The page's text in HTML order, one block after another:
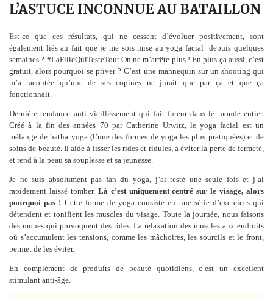
L’ASTUCE INCONNUE AU BATAILLON
Est-ce que ces résultats, qui ne cessent d’évoluer positivement, sont
également liés au fait que je me sois mise au yoga facial depuis quelques
semaines ? #LaFilleQuiTesteTout On ne m’arrête plus ! En plus ça aussi, c’est
gratuit, alors pourquoi se priver ? C’est une mannequin sur un shooting qui
m’a racontée qu’une de ses copines ne jurait que par ça et que ça
fonctionnait.
Dernière tendance anti vieillissement qui fait fureur dans le monde entier.
Créé à la fin des années 70 par Catherine Urwitz, le yoga facial est un
mélange de hatha yoga (l’une des formes de yoga les plus pratiquées) et de
soins de beauté. Il aide à lisser les rides et ridules, à éviter la perte de fermeté,
et rend à la peau sa souplesse et sa jeunesse.
Je ne suis absolument pas fan du yoga, j’ai testé une seule fois et j’ai
rapidement laissé tomber. Là c’est uniquement centré sur le visage, alors
pourquoi pas ! Cette forme de yoga consiste en une série d’exercices qui
détendent et tonifient les muscles du visage. Toute la journée, nous faisons
des moues qui provoquent des rides. La relaxation des muscles aux endroits
où s’accumulent les tensions, comme les mâchoires, les sourcils et le front,
permet de les éviter.
En complément de produits de beauté quotidiens, c’est un excellent
stimulant anti-âge.